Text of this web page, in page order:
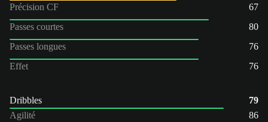
Précision CF
67
Passes courtes
80
Passes longues
76
Effet
76
Dribbles
79
Agilité
86